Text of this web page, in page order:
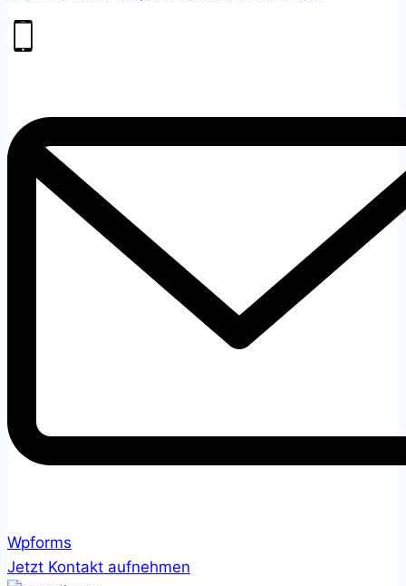
Wpforms
Jetzt Kontakt aufnehmen